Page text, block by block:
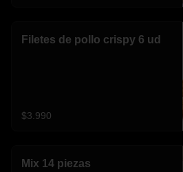
Filetes de pollo crispy 6 ud
$3.990
Mix 14 piezas